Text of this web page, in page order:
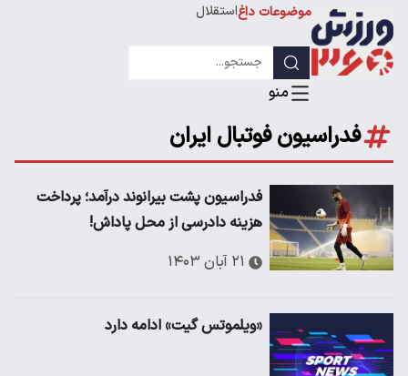
موضوعات داغاستقلال
فدراسیون فوتبال ایران
فدراسیون پشت بیرانوند درآمد؛ پرداخت
هزینه دادرسی از محل پاداش!
۲۱ آبان ۱۴۰۳
«ویلموتس گیت» ادامه دارد